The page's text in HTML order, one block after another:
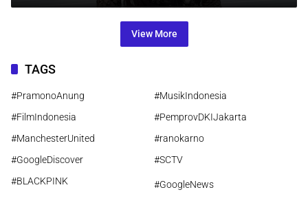
View More
TAGS
#PramonoAnung
#MusikIndonesia
#FilmIndonesia
#PemprovDKIJakarta
#ManchesterUnited
#ranokarno
#GoogleDiscover
#SCTV
#BLACKPINK
#GoogleNews